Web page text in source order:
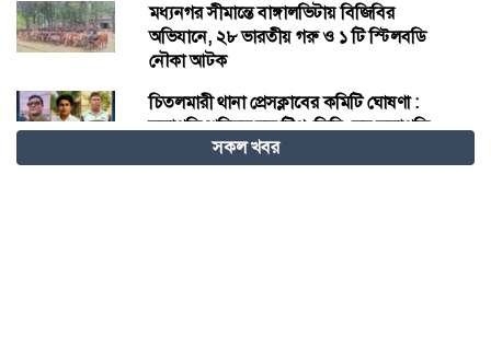
মধ্যনগর সীমান্তে বাঙ্গালভিটায় বিজিবির
অভিযানে, ২৮ ভারতীয় গরু ও ১ টি স্টিলবডি
নৌকা আটক
চিতলমারী থানা প্রেসক্লাবের কমিটি ঘোষণা :
সভাপতি শহিদুল হক টিপু, সিনি: সহ সভাপতি
মো: আজাদ খান, সাধারণ সম্পাদক অরুন কুমার
সকল খবর